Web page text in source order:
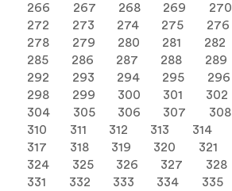
266
267 268 269 270
272
273 274 275 276
278
279 280 281 282
285
286 287 288 289
292
293 294 295 296
298
299 300 301 302
304
305 306 307 308
310
311 312 313 314
317
318 319 320 321
324
325 326 327 328
331
332 333 334 335